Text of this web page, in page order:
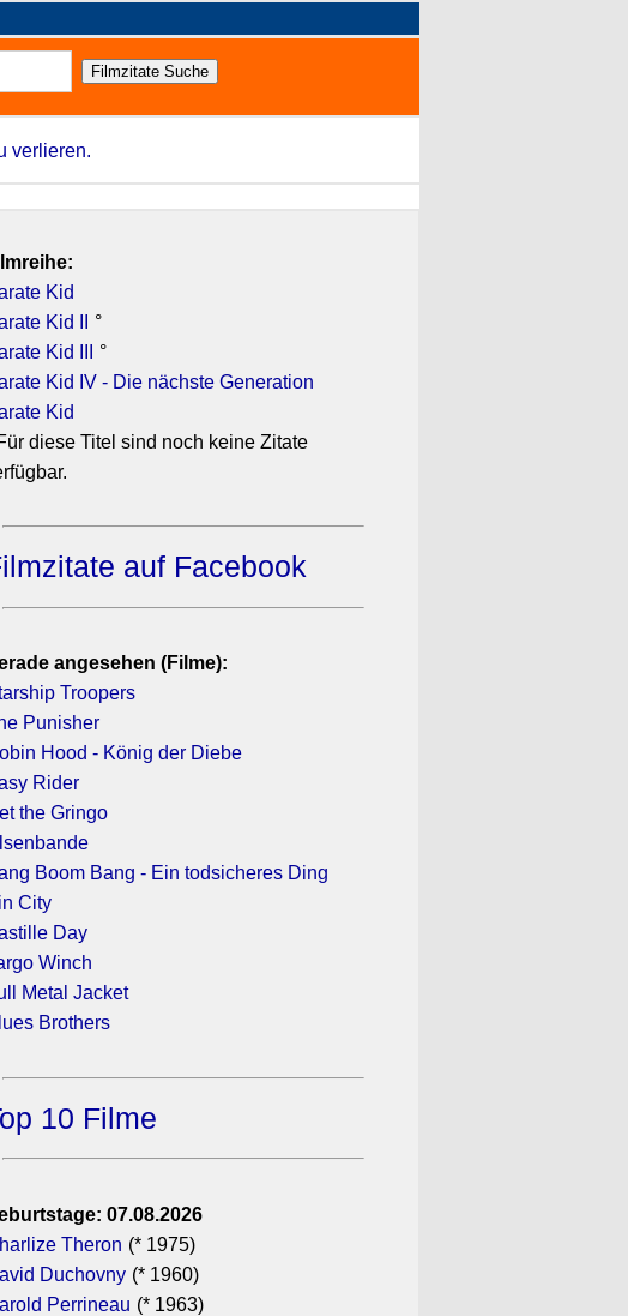
verlieren.
Kid
Kid II
°
Kid III
°
Kid IV - Die nächste Generation
Kid
diese Titel sind noch keine Zitate
auf Facebook
angesehen (Filme):
Troopers
Punisher
Hood - König der Diebe
Rider
the Gringo
Boom Bang - Ein todsicheres Ding
City
Day
Winch
Metal Jacket
Brothers
10 Filme
07.08.2026
Theron (* 1975)
Duchovny (* 1960)
Perrineau (* 1963)